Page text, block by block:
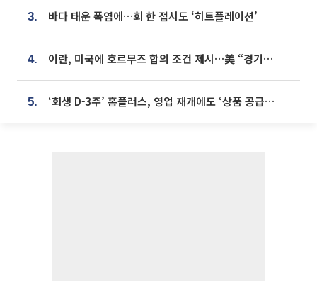
3. 바다 태운 폭염에…회 한 접시도 ‘히트플레이션’
4. 이란, 미국에 호르무즈 합의 조건 제시…美 “경기 아직 안 끝나” [종합]
5. ‘회생 D-3주’ 홈플러스, 영업 재개에도 ‘상품 공급망’ 복구가 생존 관건